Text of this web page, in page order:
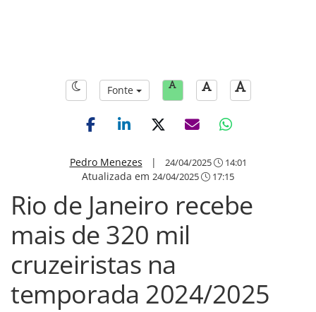
Fonte
Pedro Menezes | 24/04/2025 14:01
Atualizada em 24/04/2025 17:15
Rio de Janeiro recebe
mais de 320 mil
cruzeiristas na
temporada 2024/2025